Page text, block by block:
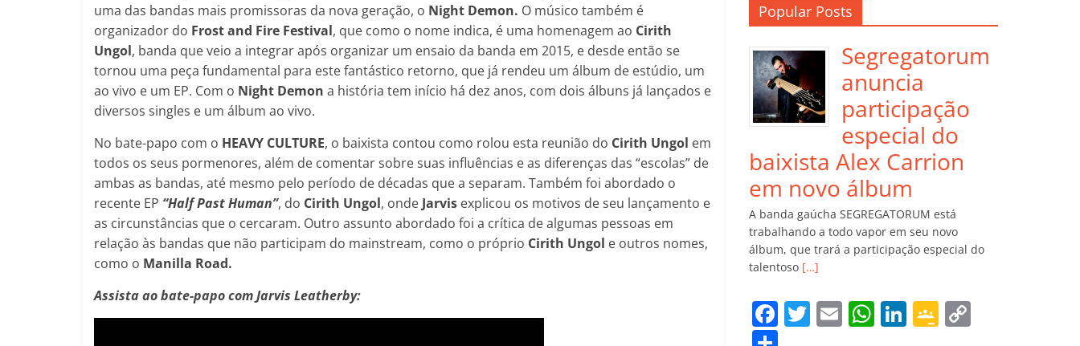
uma das bandas mais promissoras da nova geração, o Night Demon. O músico também é
organizador do Frost and Fire Festival, que como o nome indica, é uma homenagem ao Cirith
Ungol, banda que veio a integrar após organizar um ensaio da banda em 2015, e desde então se
tornou uma peça fundamental para este fantástico retorno, que já rendeu um álbum de estúdio, um
ao vivo e um EP. Com o Night Demon a história tem início há dez anos, com dois álbuns já lançados e
diversos singles e um álbum ao vivo.
No bate-papo com o HEAVY CULTURE, o baixista contou como rolou esta reunião do Cirith Ungol em
todos os seus pormenores, além de comentar sobre suas influências e as diferenças das “escolas” de
ambas as bandas, até mesmo pelo período de décadas que a separam. Também foi abordado o
recente EP “Half Past Human”, do Cirith Ungol, onde Jarvis explicou os motivos de seu lançamento e
as circunstâncias que o cercaram. Outro assunto abordado foi a crítica de algumas pessoas em
relação às bandas que não participam do mainstream, como o próprio Cirith Ungol e outros nomes,
como o Manilla Road.
Assista ao bate-papo com Jarvis Leatherby:
Popular Posts
Segregatorum
anuncia
participação
especial do
baixista Alex Carrion
em novo álbum
A banda gaúcha SEGREGATORUM está
trabalhando a todo vapor em seu novo
álbum, que trará a participação especial do
talentoso […]
F T E W Li G